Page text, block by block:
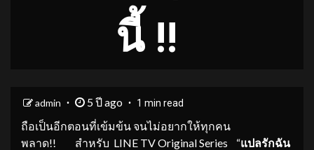
นี้ !!
admin 5 ปี ago 1 min read
ถือเป็นอีกตอนที่เข้มข้น จนไม่อยากให้ทุกคน
พลาด!! สำหรับ LINE TV Original Series “แปลรักฉัน